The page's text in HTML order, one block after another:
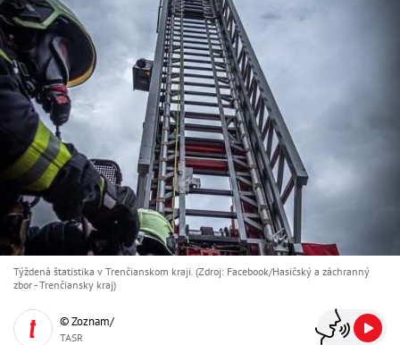
Týždená štatistika v Trenčianskom kraji. (Zdroj: Facebook/Hasičský a záchranný
zbor - Trenčiansky kraj)
© Zoznam/
TASR